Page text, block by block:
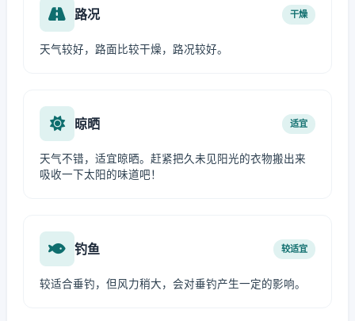
路况 干燥
天气较好，路面比较干燥，路况较好。
晾晒 适宜
天气不错，适宜晾晒。赶紧把久未见阳光的衣物搬出来
吸收一下太阳的味道吧！
钓鱼 较适宜
较适合垂钓，但风力稍大，会对垂钓产生一定的影响。